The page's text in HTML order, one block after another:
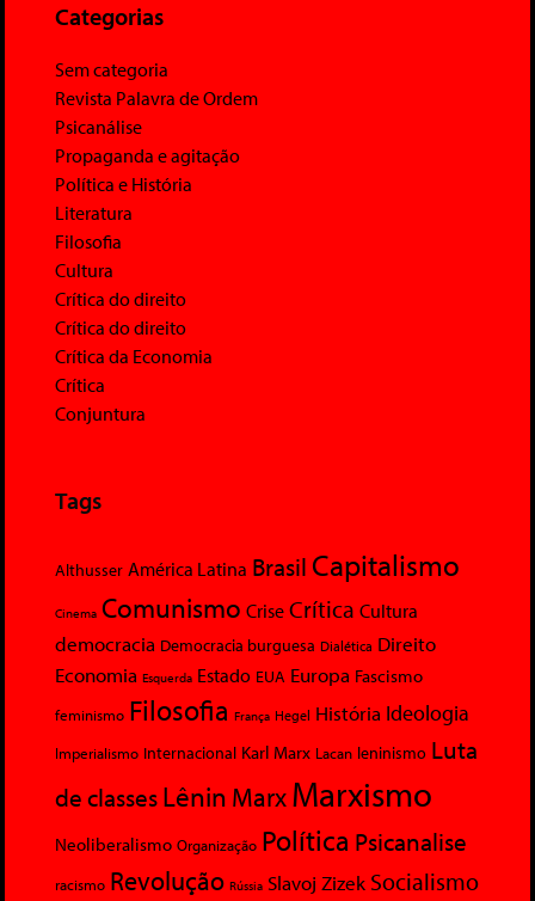
Categorias
Sem categoria
Revista Palavra de Ordem
Psicanálise
Propaganda e agitação
Política e História
Literatura
Filosofia
Cultura
Crítica do direito
Crítica do direito
Crítica da Economia
Crítica
Conjuntura
Tags
Althusser América Latina Brasil Capitalismo
Cinema Comunismo Crise Crítica Cultura
democracia Democracia burguesa Dialética Direito
Economia Esquerda Estado EUA Europa Fascismo
feminismo Filosofia França Hegel História Ideologia
Imperialismo Internacional Karl Marx Lacan leninismo Luta
de classesLênin MarxMarxismo
Neoliberalismo Organização Política Psicanalise
racismo Revolução Rússia Slavoj Zizek Socialismo